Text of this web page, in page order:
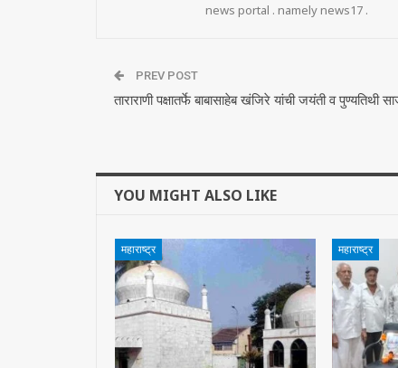
news portal . namely news17 .
PREV POST
ताराराणी पक्षातर्फे बाबासाहेब खंजिरे यांची जयंती व पुण्यतिथी
YOU MIGHT ALSO LIKE
महाराष्ट्र महाराष्ट्र